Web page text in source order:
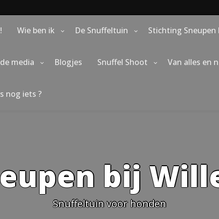
Wie ben ik De Snuffeltuin Stichting Sneupen
media Blogjes Snuffel Shoot Van alles en
nog iets ?
bij
Snuffeltuin voor honden